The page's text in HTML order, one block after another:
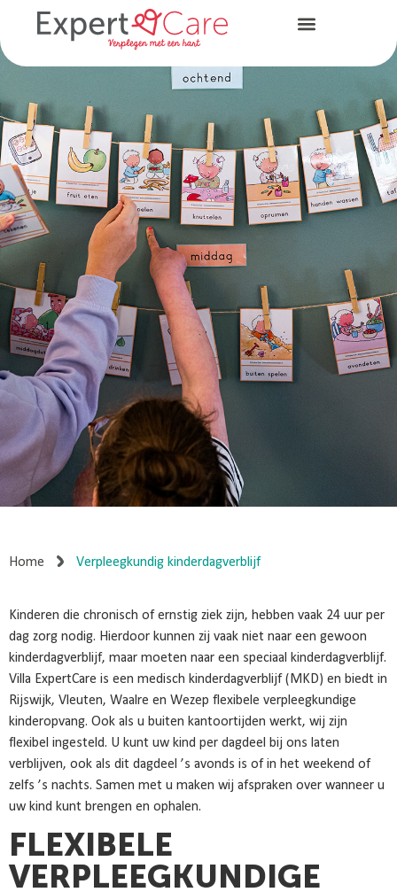
Home Verpleegkundig kinderdagverblijf
Kinderen die chronisch of ernstig ziek zijn, hebben vaak 24 uur per
dag zorg nodig. Hierdoor kunnen zij vaak niet naar een gewoon
kinderdagverblijf, maar moeten naar een speciaal kinderdagverblijf.
Villa ExpertCare is een medisch kinderdagverblijf (MKD) en biedt in
Rijswijk, Vleuten, Waalre en Wezep flexibele verpleegkundige
kinderopvang. Ook als u buiten kantoortijden werkt, wij zijn
flexibel ingesteld. U kunt uw kind per dagdeel bij ons laten
verblijven, ook als dit dagdeel ’s avonds is of in het weekend of
zelfs ’s nachts. Samen met u maken wij afspraken over wanneer u
uw kind kunt brengen en ophalen.
FLEXIBELE
VERPLEEGKUNDIGE